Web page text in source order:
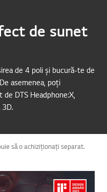
de sunet
de 4 poli și bucură-te de
asemenea, poți
DTS Headphone:X,
3D.
să o achiziționați separat.